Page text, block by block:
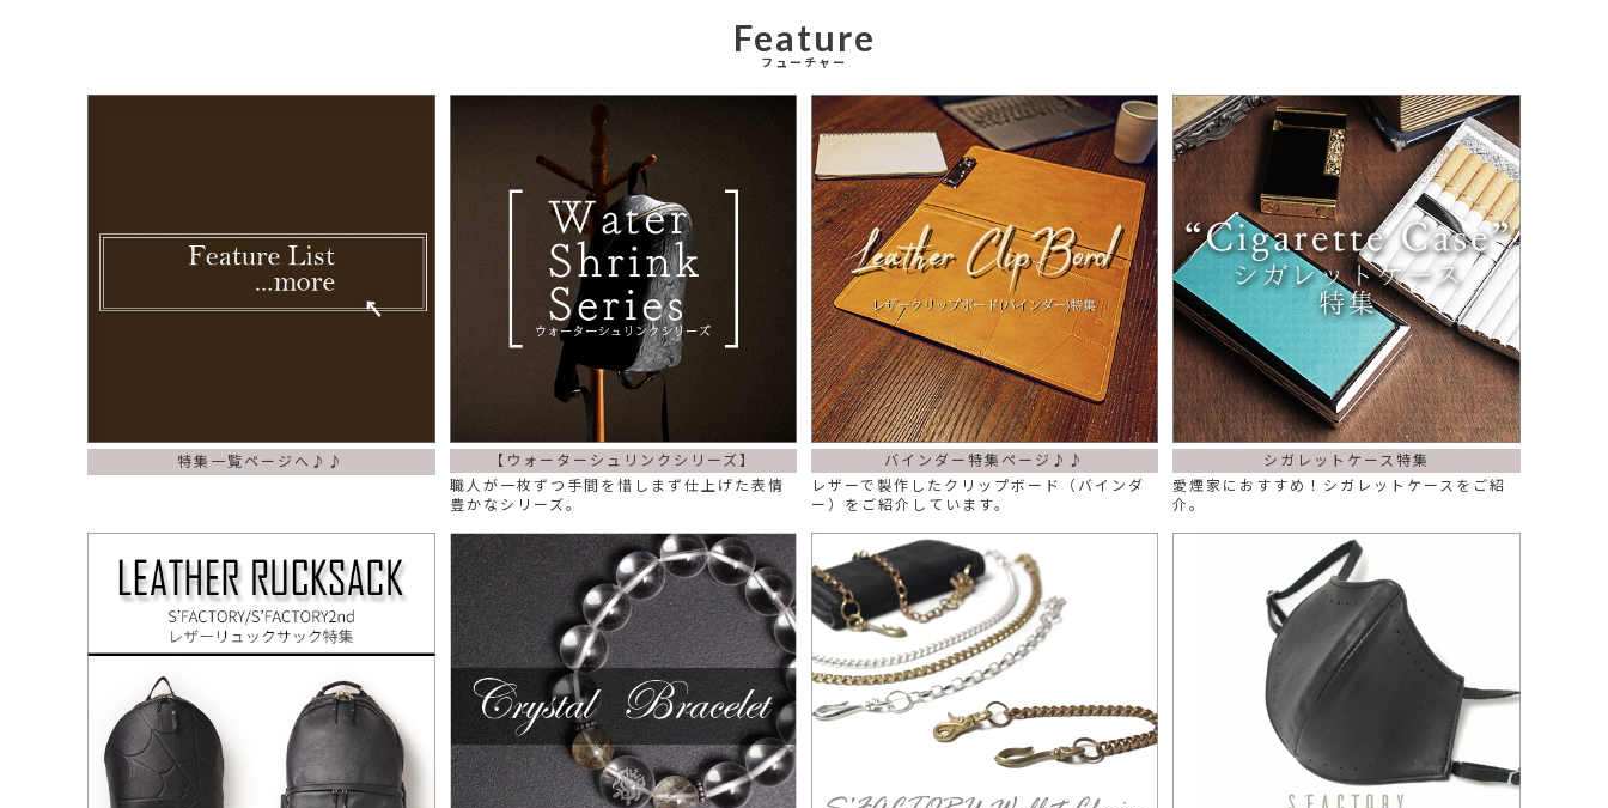
フューチャー
Feature
特集一覧ページへ♪♪
【ウォーターシュリンクシリーズ】
職人が一枚ずつ手間を惜しまず仕上げた表情
豊かなシリーズ。
バインダー特集ページ♪♪
レザーで製作したクリップボード（バインダ
ー）をご紹介しています。
シガレットケース特集
愛煙家におすすめ！シガレットケースをご紹
介。